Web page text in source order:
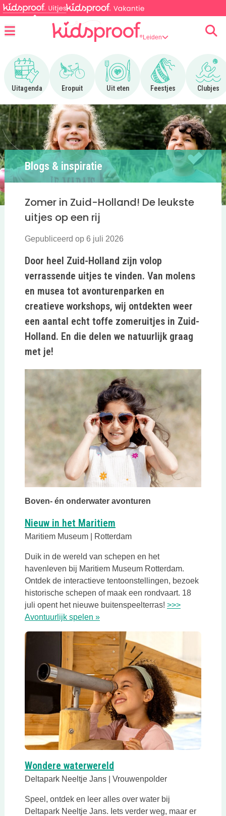
Leiden
Uitagenda
Ga naar Uitagenda
Eropuit
Ga naar Eropuit
Uit eten
Ga naar Uit eten
Feestjes
Ga naar Feestjes
Clubjes
Ga
Blogs & inspiratie
Zomer in Zuid-Holland! De leukste
uitjes op een rij
Gepubliceerd op 6 juli 2026
Door heel Zuid-Holland zijn volop
verrassende uitjes te vinden. Van molens
en musea tot avonturenparken en
creatieve workshops, wij ontdekten weer
een aantal echt toffe zomeruitjes in Zuid-
Holland. En die delen we natuurlijk graag
met je!
Boven- én onderwater avonturen
Nieuw in het Maritiem
Maritiem Museum | Rotterdam
Duik in de wereld van schepen en het
havenleven bij Maritiem Museum Rotterdam.
Ontdek de interactieve tentoonstellingen, bezoek
historische schepen of maak een rondvaart. 18
juli opent het nieuwe buitenspeelterras! >>>
Avontuurlijk spelen »
Wondere waterwereld
Deltapark Neeltje Jans | Vrouwenpolder
Speel, ontdek en leer alles over water bij
Deltapark Neeltje Jans. Iets verder weg, maar er